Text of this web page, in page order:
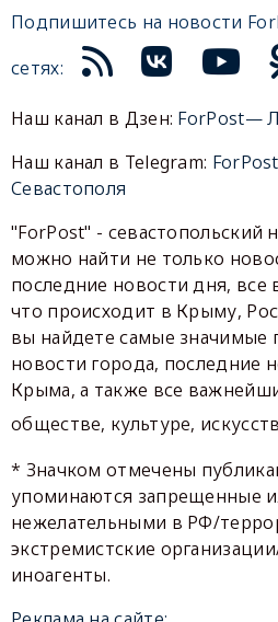
Подпишитесь на новости
сетях:
Наш канал в Дзен: ForPost—
Наш канал в Telegram:
Севастополя
"ForPost" - севастопольский
можно найти не только
последние новости дня, все
что происходит в Крыму,
вы найдете самые значимые
новости города, последние
Крыма, а также все
обществе, культуре,
* Значком отмечены
упоминаются запрещенные
нежелательными в РФ/
экстремистские
иноагенты.